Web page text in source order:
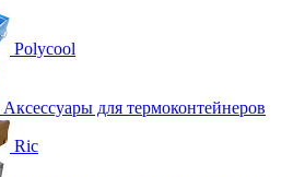
Polycool
Аксессуары для термоконтейнеров
Ric